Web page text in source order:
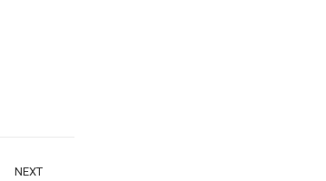
NEXT